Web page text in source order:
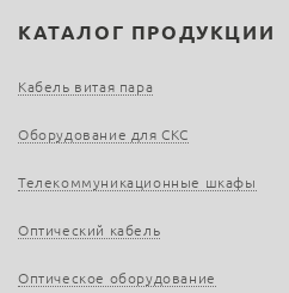
КАТАЛОГ ПРОДУКЦИИ
Кабель витая пара
Оборудование для СКС
Телекоммуникационные шкафы
Оптический кабель
Оптическое оборудование